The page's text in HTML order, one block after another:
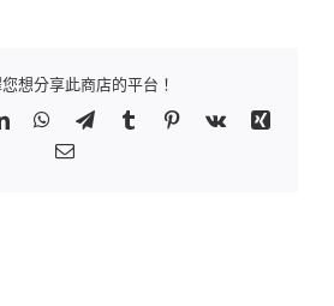
想分享此商店的平台！
LinkedInWhatsApp
TelegramTumblr Pinterest
Vk
Xing
Email: